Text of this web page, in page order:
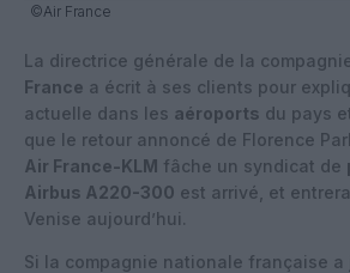
©Air France
La directrice générale de la
France a écrit à ses clients pour
actuelle dans les aéroports du pays
que le retour annoncé de Florence
Air France-KLM fâche un syndicat de
Airbus A220-300 est arrivé, et
Venise aujourd’hui.
Si la compagnie nationale française